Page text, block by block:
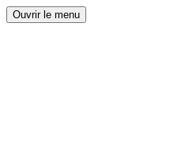
Ouvrir le menu